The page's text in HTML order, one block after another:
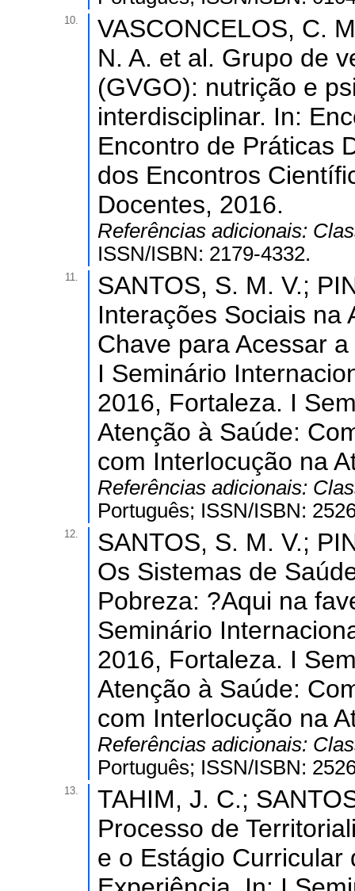
10.
VASCONCELOS, C.
N. A. et al. Grupo de
(GVGO): nutrição e
interdisciplinar. In:
Encontro de Práticas
dos Encontros
Docentes, 2016.
Referências adicionais:
ISSN/ISBN: 2179-4332.
11.
SANTOS, S. M. V.;
Interações Sociais na
Chave para Acessar
I Seminário
2016, Fortaleza. I
Atenção à Saúde:
com Interlocução na
Referências adicionais:
Português; ISSN/ISBN:
12.
SANTOS, S. M. V.;
Os Sistemas de
Pobreza: ?Aqui na
Seminário
2016, Fortaleza. I
Atenção à Saúde:
com Interlocução na
Referências adicionais:
Português; ISSN/ISBN:
13.
TAHIM, J. C.;
Processo de
e o Estágio Curricular